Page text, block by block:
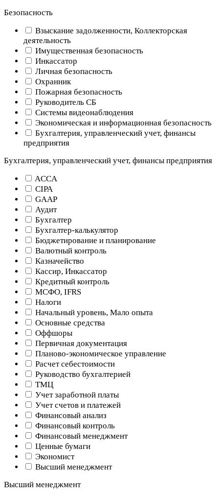
Безопасность
Взыскание задолженности, Коллекторская
деятельность
Имущественная безопасность
Инкассатор
Личная безопасность
Охранник
Пожарная безопасность
Руководитель СБ
Системы видеонаблюдения
Экономическая и информационная безопасность
Бухгалтерия, управленческий учет, финансы
предприятия
Бухгалтерия, управленческий учет, финансы предприятия
ACCA
CIPA
GAAP
Аудит
Бухгалтер
Бухгалтер-калькулятор
Бюджетирование и планирование
Валютный контроль
Казначейство
Кассир, Инкассатор
Кредитный контроль
МСФО, IFRS
Налоги
Начальный уровень, Мало опыта
Основные средства
Оффшоры
Первичная документация
Планово-экономическое управление
Расчет себестоимости
Руководство бухгалтерией
ТМЦ
Учет заработной платы
Учет счетов и платежей
Финансовый анализ
Финансовый контроль
Финансовый менеджмент
Ценные бумаги
Экономист
Высший менеджмент
Высший менеджмент